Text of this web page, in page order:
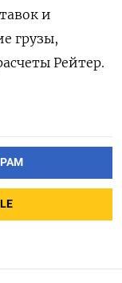
и
грузы,
Рейтер.